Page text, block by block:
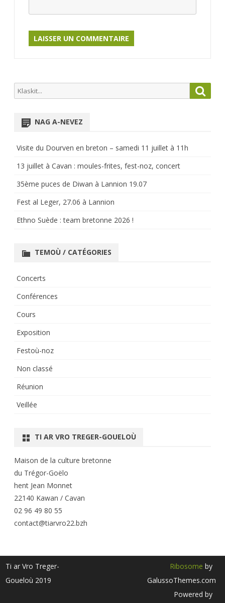
Search
for:
NAG A-NEVEZ
Visite du Dourven en breton – samedi 11 juillet à 11h
13 juillet à Cavan : moules-frites, fest-noz, concert
35ème puces de Diwan à Lannion 19.07
Fest al Leger, 27.06 à Lannion
Ethno Suède : team bretonne 2026 !
TEMOÙ / CATÉGORIES
Concerts
Conférences
Cours
Exposition
Festoù-noz
Non classé
Réunion
Veillée
TI AR VRO TREGER-GOUELOÙ
Maison de la culture bretonne
du Trégor-Goëlo
hent Jean Monnet
22140 Kawan / Cavan
02 96 49 80 55
contact@tiarvro22.bzh
Ti ar Vro Treger-
Goueloù 2019
Ribosome by
GalussoThemes.com
Powered by